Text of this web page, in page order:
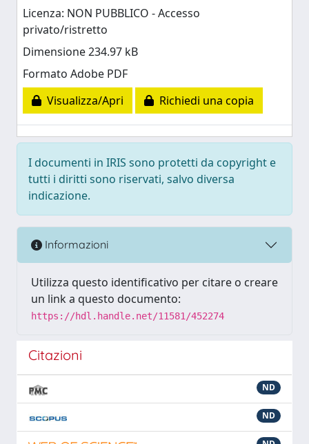
Licenza: NON PUBBLICO - Accesso
privato/ristretto
Dimensione 234.97 kB
Formato Adobe PDF
Visualizza/Apri
Richiedi una copia
I documenti in IRIS sono protetti da copyright e
tutti i diritti sono riservati, salvo diversa
indicazione.
Informazioni
Utilizza questo identificativo per citare o creare
un link a questo documento:
https://hdl.handle.net/11581/452274
Citazioni
ND
ND